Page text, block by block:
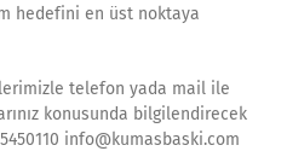
hedefini en üst noktaya
telefon yada mail ile
konusunda bilgilendirecek
info@kumasbaski.com